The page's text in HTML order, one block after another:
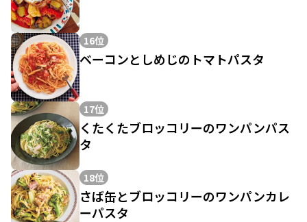
16位
ベーコンとしめじのトマトパスタ
17位
くたくたブロッコリーのワンパンパス
タ
18位
さば缶とブロッコリーのワンパンカレ
ーパスタ